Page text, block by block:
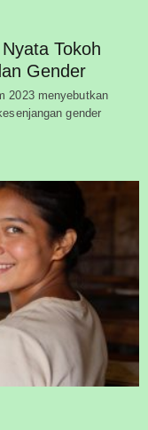
Tokoh
Gender
2023 menyebutkan
gender